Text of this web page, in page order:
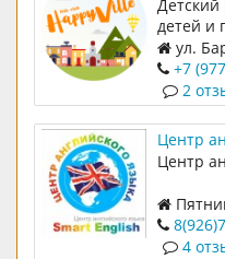
детей и
17 лет и
ул.
+7
2
Центр
Центр
4